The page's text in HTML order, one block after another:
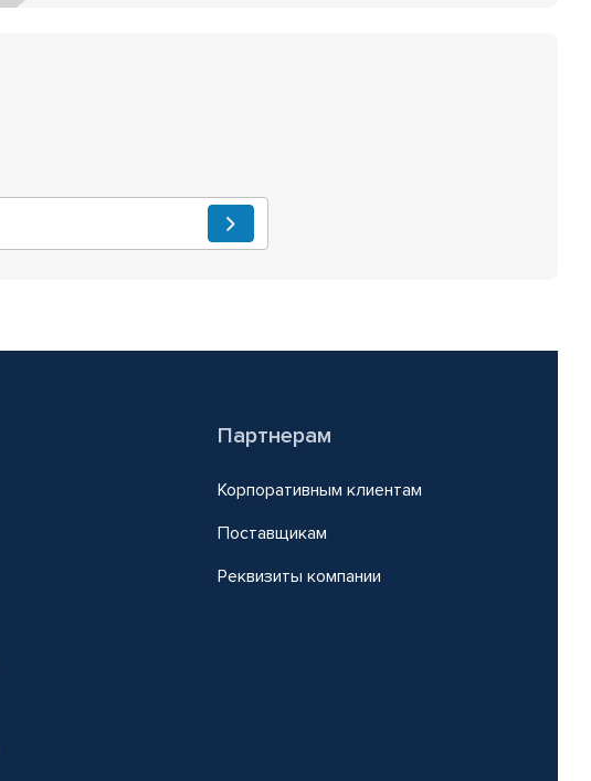
Партнерам
Корпоративным клиентам
Поставщикам
Реквизиты компании